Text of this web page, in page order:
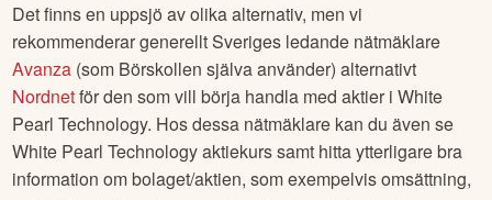
Det finns en uppsjö av olika alternativ, men vi
rekommenderar generellt Sveriges ledande nätmäklare
Avanza (som Börskollen själva använder) alternativt
Nordnetför den som vill börja handla med aktier iWhite
Pearl Technology. Hos dessa nätmäklare kan du även se
White Pearl Technologyaktiekurs samt hitta ytterligare bra
information om bolaget/aktien, som exempelvis omsättning,